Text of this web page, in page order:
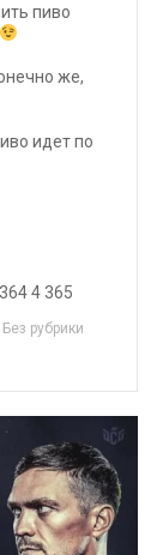
пиво
же,
идет по
4 365
Без рубрики